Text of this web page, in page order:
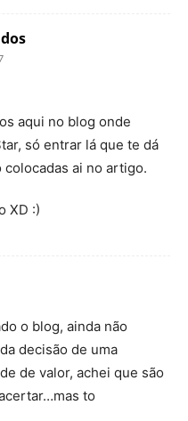
aqui no blog onde
só entrar lá que te dá
ai no artigo.
XD :)
o blog, ainda não
decisão de uma
de valor, achei que são
to